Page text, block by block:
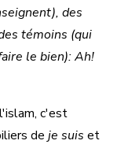
des
témoins (qui
le bien): Ah!
c'est
de je suis et